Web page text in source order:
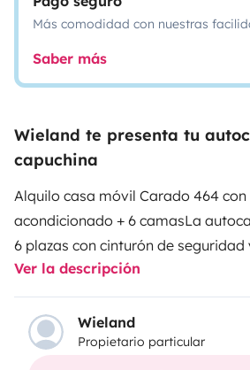
Más comodidad con nuestras
Saber más
Wieland te presenta tu
capuchina
Alquilo casa móvil Carado 464 con
acondicionado + 6 camasLa
6 plazas con cinturón de seguridad
dormir.Mobiliario:- Estufa de 3
Trethford de 167 l con congelador
fregadero- Horno- Gabinetes con
acondicionado en la cabina.- Aire
Ver la descripción
Wieland
Propietario particular